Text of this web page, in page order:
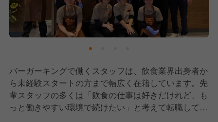
バーガーキングで働くスタッフは、飲食業界出身者か
ら未経験スタートの方まで幅広く在籍しています。先
輩スタッフの多くは「飲食の仕事は好きだけれど、も
っと働きやすい環境で続けたい」と考えて転職してき